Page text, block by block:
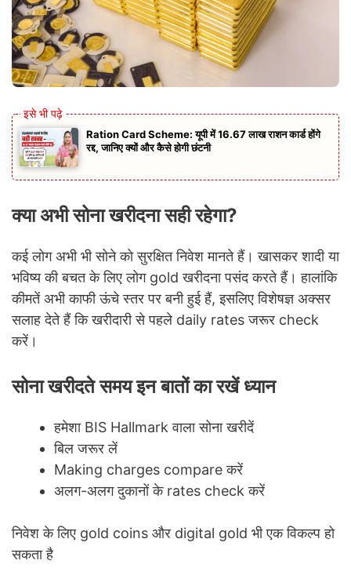
Ration Card Scheme: यूपी में 16.67 लाख राशन कार्ड होंगे
रद्द, जानिए क्यों और कैसे होगी छंटनी
क्या अभी सोना खरीदना सही रहेगा?
कई लोग अभी भी सोने को सुरक्षित निवेश मानते हैं। खासकर शादी या
भविष्य की बचत के लिए लोग gold खरीदना पसंद करते हैं। हालांकि
कीमतें अभी काफी ऊंचे स्तर पर बनी हुई हैं, इसलिए विशेषज्ञ अक्सर
सलाह देते हैं कि खरीदारी से पहले daily rates जरूर check
करें।
सोना खरीदते समय इन बातों का रखें ध्यान
हमेशा BIS Hallmark वाला सोना खरीदें
बिल जरूर लें
Making charges compare करें
अलग-अलग दुकानों के rates check करें
निवेश के लिए gold coins और digital gold भी एक विकल्प हो
सकता है